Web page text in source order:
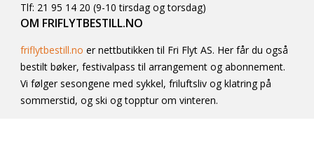
Tlf: 21 95 14 20 (9-10 tirsdag og torsdag)
OM FRIFLYTBESTILL.NO
friflytbestill.no er nettbutikken til Fri Flyt AS. Her får du også
bestilt bøker, festivalpass til arrangement og abonnement.
Vi følger sesongene med sykkel, friluftsliv og klatring på
sommerstid, og ski og topptur om vinteren.